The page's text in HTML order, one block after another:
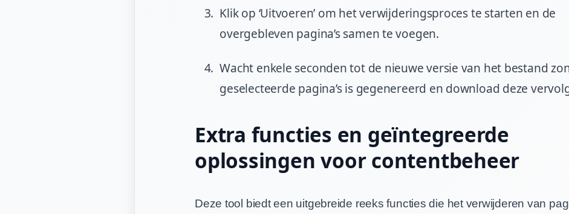
Klik op ‘Uitvoeren’ om het verwijderingsproces te starten en de
overgebleven pagina’s samen te voegen.
Wacht enkele seconden tot de nieuwe versie van het bestand
geselecteerde pagina’s is gegenereerd en download deze
Extra functies en geïntegreerde
oplossingen voor contentbeheer
Deze tool biedt een uitgebreide reeks functies die het verwijderen van